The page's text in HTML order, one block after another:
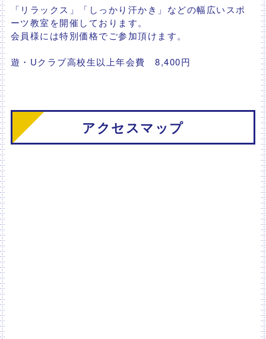
「リラックス」「しっかり汗かき」などの幅広いスポ
ーツ教室を開催しております。
会員様には特別価格でご参加頂けます。
遊・Uクラブ高校生以上年会費 8,400円
アクセスマップ